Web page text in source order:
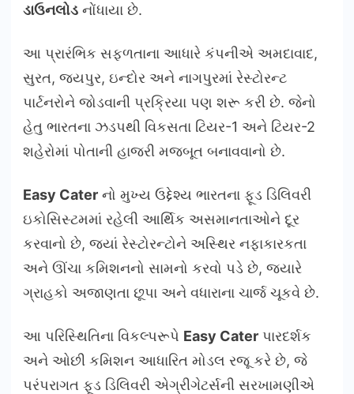
ડાઉનલોડ નોંધાયા છે.
આ પ્રારંભિક સફળતાના આધારે કંપનીએ અમદાવાદ,
સુરત, જયપુર, ઇન્દોર અને નાગપુરમાં રેસ્ટોરન્ટ
પાર્ટનરોને જોડવાની પ્રક્રિયા પણ શરૂ કરી છે. જેનો
હેતુ ભારતના ઝડપથી વિકસતા ટિયર-1 અને ટિયર-2
શહેરોમાં પોતાની હાજરી મજબૂત બનાવવાનો છે.
Easy Cater નો મુખ્ય ઉદ્દેશ્ય ભારતના ફૂડ ડિલિવરી
ઇકોસિસ્ટમમાં રહેલી આર્થિક અસમાનતાઓને દૂર
કરવાનો છે, જ્યાં રેસ્ટોરન્ટોને અસ્થિર નફાકારકતા
અને ઊંચા કમિશનનો સામનો કરવો પડે છે, જ્યારે
ગ્રાહકો અજાણતા છૂપા અને વધારાના ચાર્જ ચૂકવે છે.
આ પરિસ્થિતિના વિકલ્પરૂપે Easy Cater પારદર્શક
અને ઓછી કમિશન આધારિત મોડલ રજૂ કરે છે, જે
પરંપરાગત ફૂડ ડિલિવરી એગ્રીગેટર્સની સરખામણીએ